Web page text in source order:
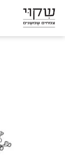
שִׂים
לֵב:
בְּאֲתָר